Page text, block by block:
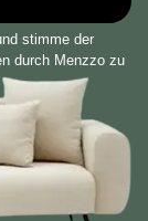
stimme der
durch Menzzo zu